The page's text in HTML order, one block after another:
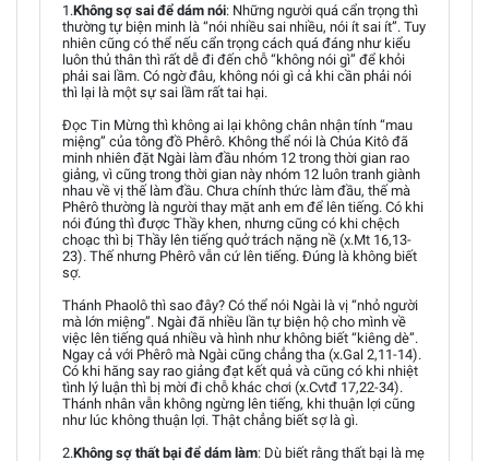
1.Không sợ sai để dám nói: Những người quá cẩn trọng thì
thường tự biện minh là “nói nhiều sai nhiều, nói ít sai ít”. Tuy
nhiên cũng có thể nếu cẩn trọng cách quá đáng như kiểu
luôn thủ thân thì rất dễ đi đến chỗ “không nói gì” để khỏi
phải sai lầm. Có ngờ đâu, không nói gì cả khi cần phải nói
thì lại là một sự sai lầm rất tai hại.
Đọc Tin Mừng thì không ai lại không chân nhận tính “mau
miệng” của tông đồ Phêrô. Không thể nói là Chúa Kitô đã
minh nhiên đặt Ngài làm đầu nhóm 12 trong thời gian rao
giảng, vì cũng trong thời gian này nhóm 12 luôn tranh giành
nhau về vị thế làm đầu. Chưa chính thức làm đầu, thế mà
Phêrô thường là người thay mặt anh em để lên tiếng. Có khi
nói đúng thì được Thầy khen, nhưng cũng có khi chệch
choạc thì bị Thầy lên tiếng quở trách nặng nề (x.Mt 16,13-
23). Thế nhưng Phêrô vẫn cứ lên tiếng. Đúng là không biết
sợ.
Thánh Phaolô thì sao đây? Có thể nói Ngài là vị “nhỏ người
mà lớn miệng”. Ngài đã nhiều lần tự biện hộ cho mình về
việc lên tiếng quá nhiều và hình như không biết “kiêng dè”.
Ngay cả với Phêrô mà Ngài cũng chẳng tha (x.Gal 2,11-14).
Có khi hăng say rao giảng đạt kết quả và cũng có khi nhiệt
tình lý luận thì bị mời đi chỗ khác chơi (x.Cvtđ 17,22-34).
Thánh nhân vẫn không ngừng lên tiếng, khi thuận lợi cũng
như lúc không thuận lợi. Thật chẳng biết sợ là gì.
2.Không sợ thất bại để dám làm: Dù biết rằng thất bại là mẹ